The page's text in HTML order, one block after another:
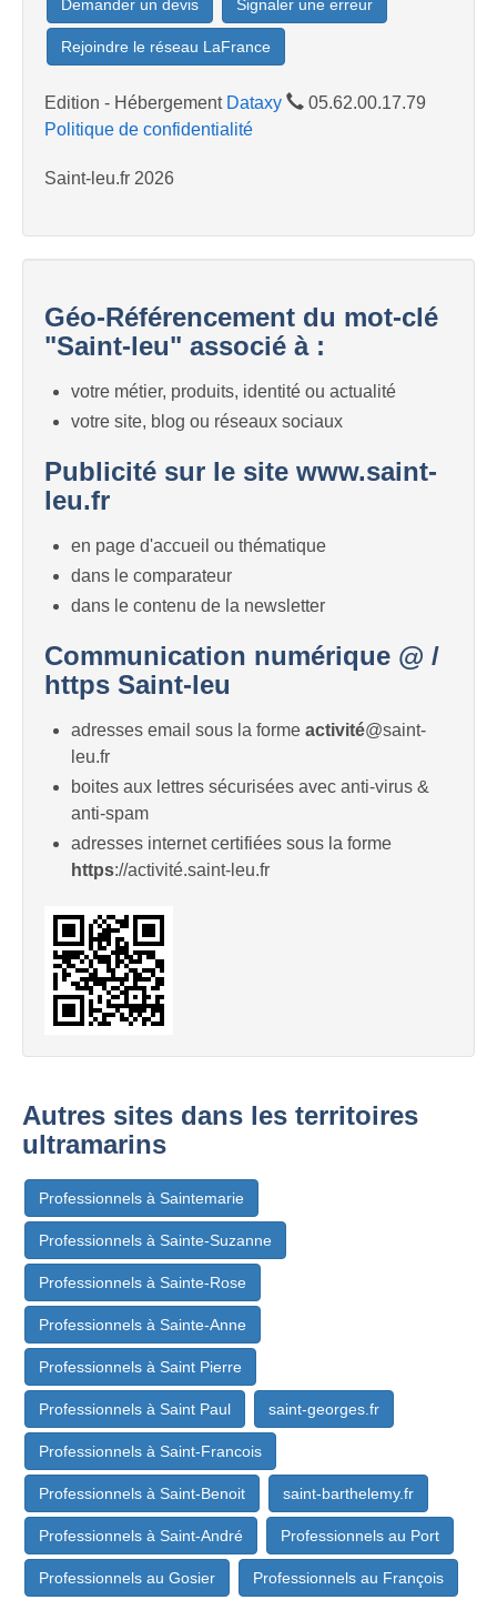
Demander un devis Signaler une erreur
Rejoindre le réseau LaFrance
Edition - Hébergement Dataxy
05.62.00.17.79
Politique de confidentialité
Saint-leu.fr 2026
Géo-Référencement du mot-clé
"Saint-leu" associé à :
votre métier, produits, identité ou actualité
votre site, blog ou réseaux sociaux
Publicité sur le site www.saint-
leu.fr
en page d'accueil ou thématique
dans le comparateur
dans le contenu de la newsletter
Communication numérique @ /
https Saint-leu
adresses email sous la forme activité@saint-
leu.fr
boites aux lettres sécurisées avec anti-virus &
anti-spam
adresses internet certifiées sous la forme
https://activité.saint-leu.fr
Autres sites dans les territoires
ultramarins
Professionnels à Saintemarie
Professionnels à Sainte-Suzanne
Professionnels à Sainte-Rose
Professionnels à Sainte-Anne
Professionnels à Saint Pierre
Professionnels à Saint Paul saint-georges.fr
Professionnels à Saint-Francois
Professionnels à Saint-Benoit saint-barthelemy.fr
Professionnels à Saint-André Professionnels au Port
Professionnels au Gosier Professionnels au François